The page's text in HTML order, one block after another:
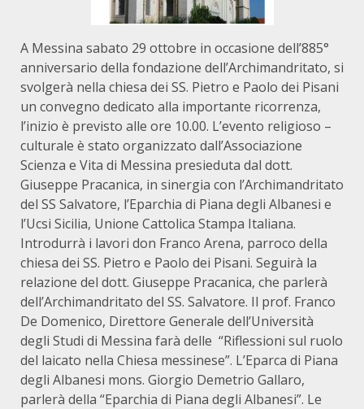
A Messina sabato 29 ottobre in occasione dell’885°
anniversario della fondazione dell’Archimandritato, si
svolgerà nella chiesa dei SS. Pietro e Paolo dei Pisani
un convegno dedicato alla importante ricorrenza,
l’inizio è previsto alle ore 10.00. L’evento religioso –
culturale è stato organizzato dall’Associazione
Scienza e Vita di Messina presieduta dal dott.
Giuseppe Pracanica, in sinergia con l’Archimandritato
del SS Salvatore, l’Eparchia di Piana degli Albanesi e
l’Ucsi Sicilia, Unione Cattolica Stampa Italiana.
Introdurrà i lavori don Franco Arena, parroco della
chiesa dei SS. Pietro e Paolo dei Pisani. Seguirà la
relazione del dott. Giuseppe Pracanica, che parlerà
dell’Archimandritato del SS. Salvatore. Il prof. Franco
De Domenico, Direttore Generale dell’Università
degli Studi di Messina farà delle “Riflessioni sul ruolo
del laicato nella Chiesa messinese”. L’Eparca di Piana
degli Albanesi mons. Giorgio Demetrio Gallaro,
parlerà della “Eparchia di Piana degli Albanesi”. Le